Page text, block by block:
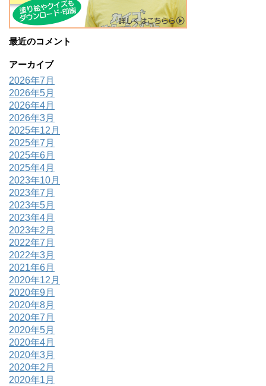
最近のコメント
アーカイブ
2026年7月
2026年5月
2026年4月
2026年3月
2025年12月
2025年7月
2025年6月
2025年4月
2023年10月
2023年7月
2023年5月
2023年4月
2023年2月
2022年7月
2022年3月
2021年6月
2020年12月
2020年9月
2020年8月
2020年7月
2020年5月
2020年4月
2020年3月
2020年2月
2020年1月